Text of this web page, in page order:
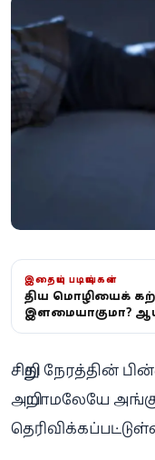
இதையும் படியுங்கள்
புதிய மொழியைக்
இளமையாகுமா?
சிறிது நேரத்தின்
அறியாமலேயே